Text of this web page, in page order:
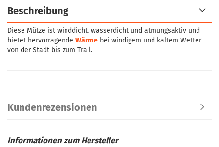
Beschreibung
Diese Mütze ist winddicht, wasserdicht und atmungsaktiv und
bietet hervorragende Wärme bei windigem und kaltem Wetter
von der Stadt bis zum Trail.
Kundenrezensionen